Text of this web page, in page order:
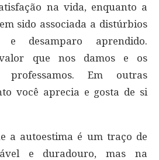
na vida, enquanto a
sido associada a distúrbios
e desamparo aprendido.
que nos damos e os
professamos. Em outras
você aprecia e gosta de si
a autoestima é um traço de
e duradouro, mas na